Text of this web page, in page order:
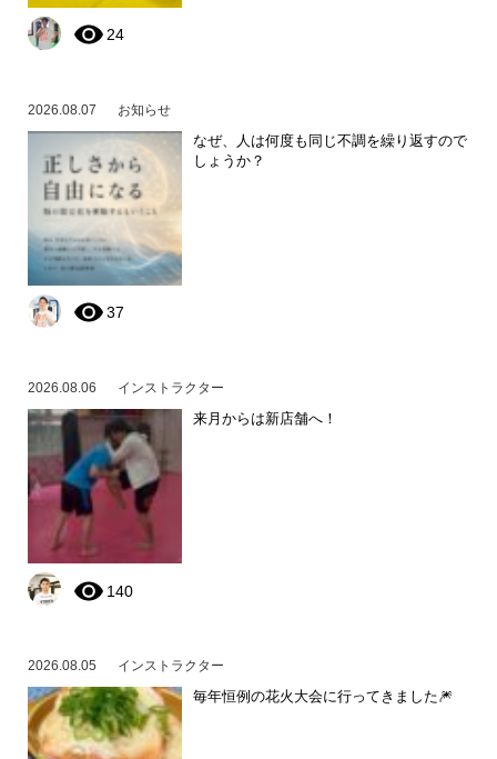
24
2026.08.07 お知らせ
なぜ、人は何度も同じ不調を繰り返すので
しょうか？
37
2026.08.06 インストラクター
来月からは新店舗へ！
140
2026.08.05 インストラクター
毎年恒例の花火大会に行ってきました🎆